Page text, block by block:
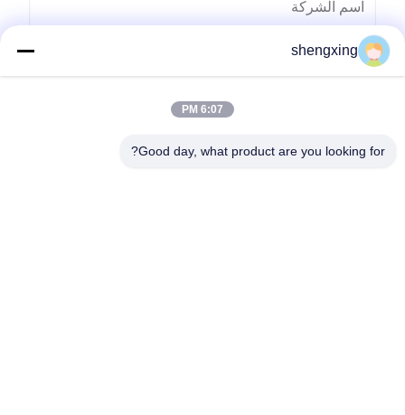
ارسل
shengxing
6:07 PM
Good day, what product are you looking for?